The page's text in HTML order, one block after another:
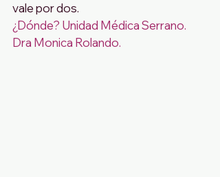
vale por dos.
¿Dónde? Unidad Médica Serrano.
Dra Monica Rolando.